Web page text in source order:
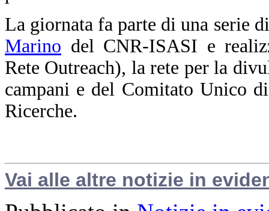
La giornata fa parte di una serie
Marino del CNR-ISASI e
Rete Outreach), la rete per la
campani e del Comitato Unico
Ricerche.
Vai alle altre notizie in